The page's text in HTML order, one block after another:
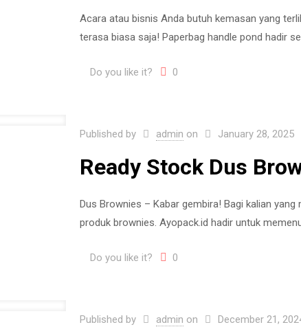
Acara atau bisnis Anda butuh kemasan yang
terasa biasa saja! Paperbag handle pond hadir
Do you like it? 0
Published by admin on January 28, 2025
Ready Stock Dus
Dus Brownies – Kabar gembira! Bagi kalian
produk brownies. Ayopack.id hadir untuk
Do you like it? 0
Published by admin on December 21,